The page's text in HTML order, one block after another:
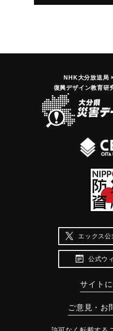
NHK大分放送局
復興デザイン教育研
エックス公
公式ウ
サイト
ご意見・お